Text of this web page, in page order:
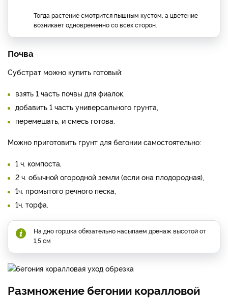
Тогда растение смотрится пышным кустом, а цветение
возникает одновременно со всех сторон.
Почва
Субстрат можно купить готовый:
взять 1 часть почвы для фиалок,
добавить 1 часть универсального грунта,
перемешать, и смесь готова.
Можно приготовить грунт для бегонии самостоятельно:
1 ч. компоста,
2 ч. обычной огородной земли (если она плодородная),
1ч. промытого речного песка,
1ч. торфа.
На дно горшка обязательно насыпаем дренаж высотой от
1,5 см
Размножение бегонии коралловой